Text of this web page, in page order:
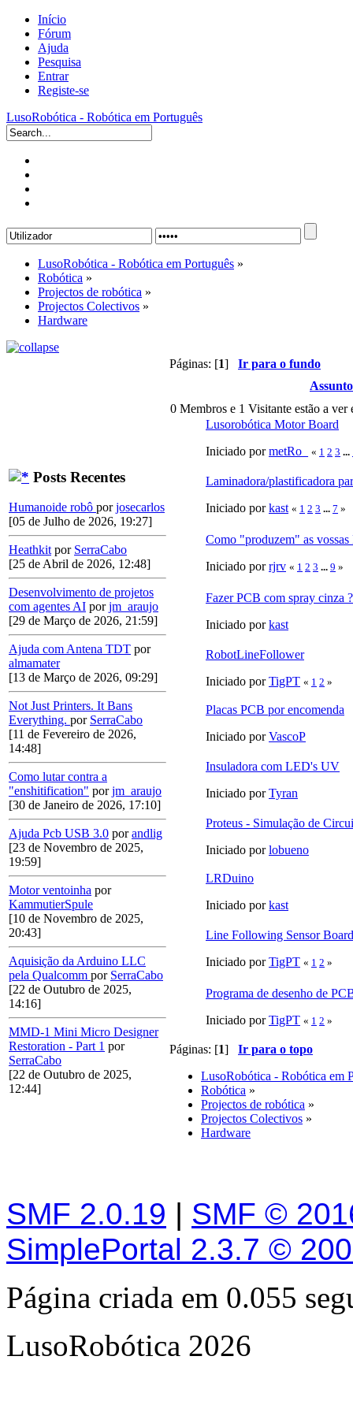
Início
Fórum
Ajuda
Pesquisa
Entrar
Registe-se
LusoRobótica - Robótica em Português
LusoRobótica - Robótica em Português »
Robótica »
Projectos de robótica »
Projectos Colectivos »
Hardware
Posts Recentes
Humanoide robô porjosecarlos
[05 de Julho de 2026, 19:27]
Heathkit por SerraCabo
[25 de Abril de 2026, 12:48]
Desenvolvimento de projetos
com agentes AI porjm_araujo
[29 de Março de 2026, 21:59]
Ajuda com Antena TDT por
almamater
[13 de Março de 2026, 09:29]
Not Just Printers. It Bans
Everything. por SerraCabo
[11 de Fevereiro de 2026,
14:48]
Como lutar contra a
"enshitification" porjm_araujo
[30 de Janeiro de 2026, 17:10]
Ajuda Pcb USB 3.0 porandlig
[23 de Novembro de 2025,
19:59]
Motor ventoinha por
KammutierSpule
[10 de Novembro de 2025,
20:43]
Aquisição da Arduino LLC
pela Qualcomm por SerraCabo
[22 de Outubro de 2025,
14:16]
MMD-1 Mini Micro Designer
Restoration - Part 1 por
SerraCabo
[22 de Outubro de 2025,
12:44]
Páginas: [1] Ir para o fundo
Assunto
0 Membros e 1 Visitante estão a ver
Lusorobótica Motor Board
Iniciado pormetRo_ « 1 2 3 ...
Laminadora/plastificadora
Iniciado porkast « 1 2 3 ... 7 »
Como "produzem" as vossas
Iniciado porrjrv « 1 2 3 ... 9 »
Fazer PCB com spray cinza ?
Iniciado porkast
RobotLineFollower
Iniciado porTigPT « 1 2 »
Placas PCB por encomenda
Iniciado porVascoP
Insuladora com LED's UV
Iniciado porTyran
Proteus - Simulação de
Iniciado porlobueno
LRDuino
Iniciado porkast
Line Following Sensor Board
Iniciado porTigPT « 1 2 »
Programa de desenho de
Iniciado porTigPT « 1 2 »
Páginas: [1] Ir para o topo
LusoRobótica - Robótica em
Robótica »
Projectos de robótica »
Projectos Colectivos »
Hardware
SMF 2.0.19 | SMF ©
SimplePortal 2.3.7 ©
Página criada em 0.055
LusoRobótica 2026